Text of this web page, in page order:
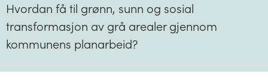
Hvordan få til grønn, sunn og sosial
transformasjon av grå arealer gjennom
kommunens planarbeid?